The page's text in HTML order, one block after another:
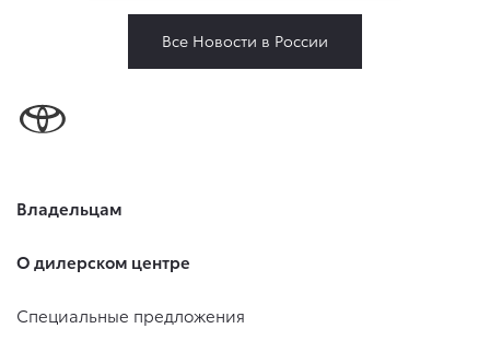
Все Новости в России
Владельцам
О дилерском центре
Специальные предложения